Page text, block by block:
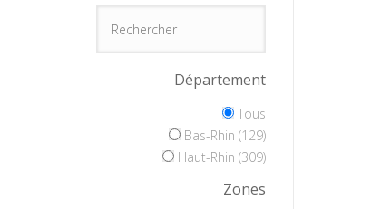
Département
Tous
Bas-Rhin (129)
Haut-Rhin (309)
Zones